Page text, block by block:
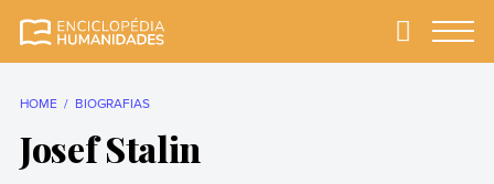
completa e mais
Primary
HOME BIOGRAFIAS
Josef Stalin